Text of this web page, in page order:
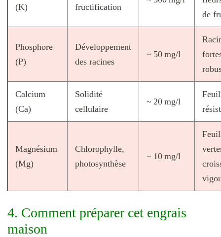
(K) fructification
de
Phosphore
(P)
Développement
des racines
~ 50 mg/l
Calcium
(Ca)
Solidité
cellulaire
~ 20 mg/l
Magnésium
(Mg)
Chlorophylle,
photosynthèse
~ 10 mg/l
4. Comment préparer cet engrais
maison